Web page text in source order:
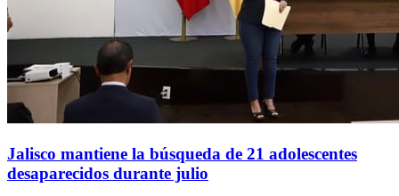
Jalisco mantiene la búsqueda de 21 adolescentes
desaparecidos durante julio